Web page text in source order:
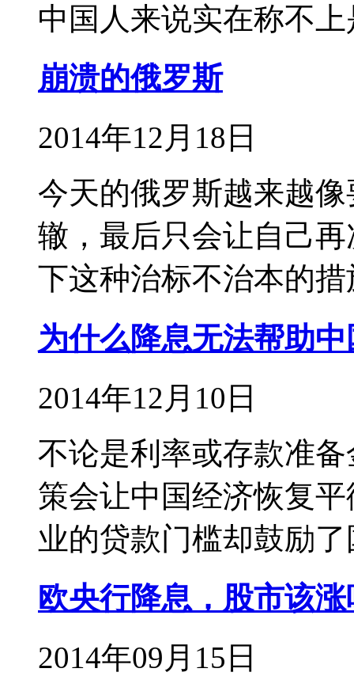
中国人来说实在称不
崩溃的俄罗斯
2014年12月18日
今天的俄罗斯越来越
辙，最后只会让自己
下这种治标不治本的
为什么降息无法帮助
2014年12月10日
不论是利率或存款准
策会让中国经济恢复
业的贷款门槛却鼓励
欧央行降息，股市该涨
2014年09月15日